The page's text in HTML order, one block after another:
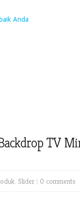
TV
, Slider | 0 comments